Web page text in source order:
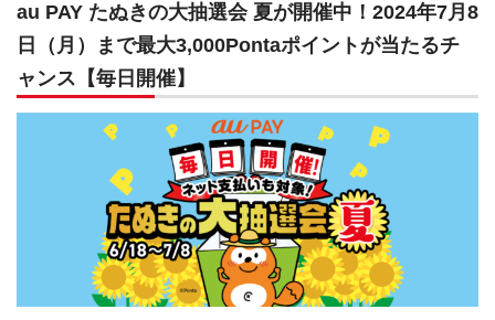
au PAY たぬきの大抽選会 夏が開催中！2024年7月8
日（月）まで最大3,000Pontaポイントが当たるチ
ャンス【毎日開催】